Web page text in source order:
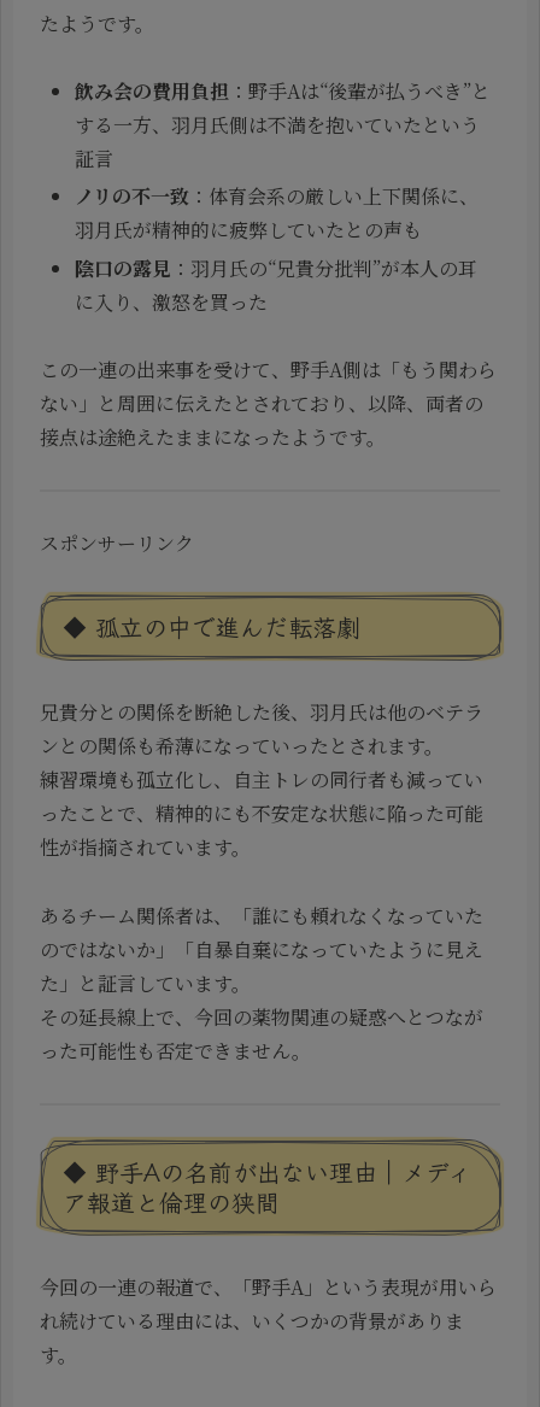
たようです。
飲み会の費用負担 ：野手Aは“後輩が払うべき”と
する一方、羽月氏側は不満を抱いていたという
証言
ノリの不一致 ：体育会系の厳しい上下関係に、
羽月氏が精神的に疲弊していたとの声も
陰口の露見 ：羽月氏の“兄貴分批判”が本人の耳
に入り、激怒を買った
この一連の出来事を受けて、野手A側は「もう関わら
ない」と周囲に伝えたとされており、以降、両者の
接点は途絶えたままになったようです。
スポンサーリンク
◆ 孤立の中で進んだ転落劇
兄貴分との関係を断絶した後、羽月氏は他のベテラ
ンとの関係も希薄になっていったとされます。
練習環境も孤立化し、自主トレの同行者も減ってい
ったことで、精神的にも不安定な状態に陥った可能
性が指摘されています。
あるチーム関係者は、「誰にも頼れなくなっていた
のではないか」「自暴自棄になっていたように見え
た」と証言しています。
その延長線上で、今回の薬物関連の疑惑へとつなが
った可能性も否定できません。
◆ 野手Aの名前が出ない理由｜メディ
ア報道と倫理の狭間
今回の一連の報道で、「野手A」という表現が用いら
れ続けている理由には、いくつかの背景がありま
す。